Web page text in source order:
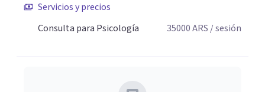
Servicios y precios
Consulta para Psicología
35000ARS / sesión